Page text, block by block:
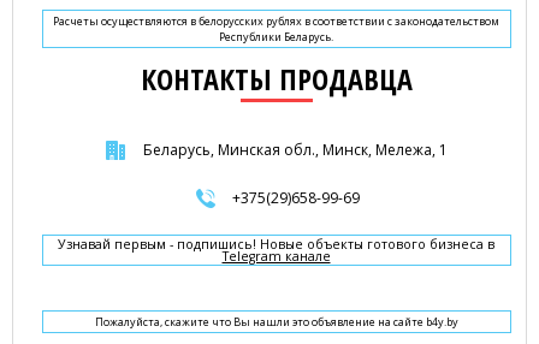
Расчеты осуществляются в белорусских рублях в соответствии с законодательством
Республики Беларусь.
КОНТАКТЫ ПРОДАВЦА
Беларусь, Минская обл., Минск, Мележа, 1
+375(29)658-99-69
Узнавай первым - подпишись! Новые объекты готового бизнеса в
Telegram канале
Пожалуйста, скажите что Вы нашли это объявление на сайте b4y.by